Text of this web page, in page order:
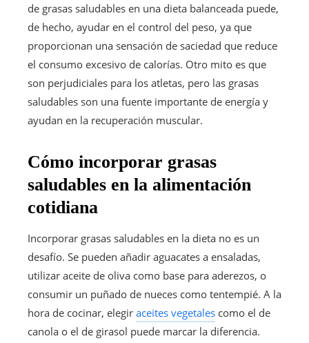
de grasas saludables en una dieta balanceada puede,
de hecho, ayudar en el control del peso, ya que
proporcionan una sensación de saciedad que reduce
el consumo excesivo de calorías. Otro mito es que
son perjudiciales para los atletas, pero las grasas
saludables son una fuente importante de energía y
ayudan en la recuperación muscular.
Cómo incorporar grasas
saludables en la alimentación
cotidiana
Incorporar grasas saludables en la dieta no es un
desafío. Se pueden añadir aguacates a ensaladas,
utilizar aceite de oliva como base para aderezos, o
consumir un puñado de nueces como tentempié. A la
hora de cocinar, elegir aceites vegetales como el de
canola o el de girasol puede marcar la diferencia.